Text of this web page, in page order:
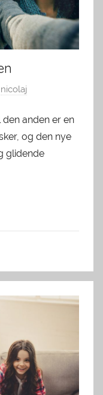
nicolaj
anden er en
og den nye
glidende